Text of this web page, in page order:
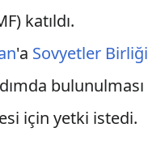
katıldı.
'a Sovyetler Birliği
bulunulması
için yetki istedi.